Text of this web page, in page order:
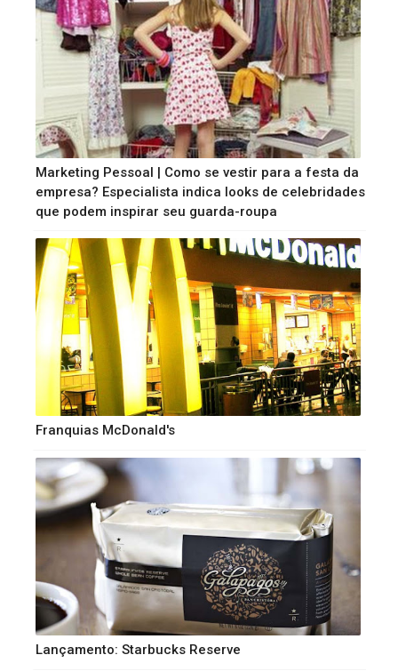
Marketing Pessoal | Como se vestir para a festa da
empresa? Especialista indica looks de celebridades
que podem inspirar seu guarda-roupa
Franquias McDonald's
Lançamento: Starbucks Reserve